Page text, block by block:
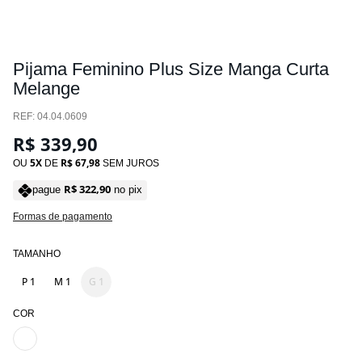
Pijama Feminino Plus Size Manga Curta
Melange
: 04.04.0609
R$ 339,90
OU 5 DE R$67,98 SEM JUROS
pague R$322,90 no pix
Formas de pagamento
TAMANHO
P 1 M 1 G 1
COR